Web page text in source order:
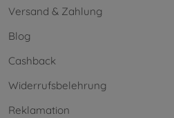
Versand & Zahlung
Blog
Cashback
Widerrufsbelehrung
Reklamation